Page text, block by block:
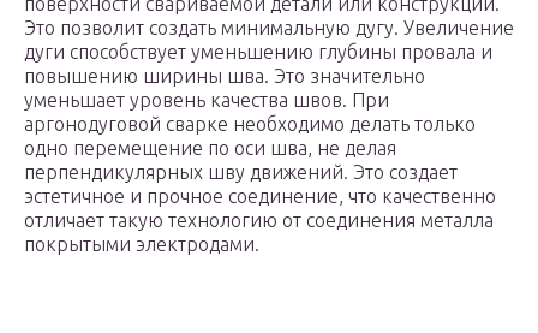
Это позволит создать минимальную дугу. Увеличение
дуги способствует уменьшению глубины провала и
повышению ширины шва. Это значительно
уменьшает уровень качества швов. При
аргонодуговой сварке необходимо делать только
одно перемещение по оси шва, не делая
перпендикулярных шву движений. Это создает
эстетичное и прочное соединение, что качественно
отличает такую технологию от соединения металла
покрытыми электродами.